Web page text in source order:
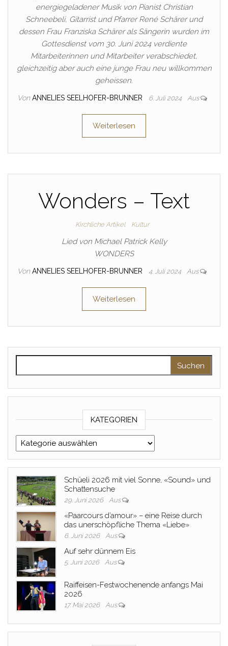
energiegeladener Musik von Pianist Christian
Schneebeli, Gitarrist und Pfarrer René Schärer und
dessen Frau Franziska Schärer als Sängerin wurden im
Gottesdienst vom 30. Juni 2024 verdiente
Mitarbeiterinnen und Mitarbeiter verabschiedet,
gleichzeitig aber auch eine junge Frau neu willkommen
geheissen.
Von ANNELIES SEELHOFER-BRUNNER 6. Juli 2024 Aus
Weiterlesen
Wonders – Text
Kirchliche Artikel Kultur
Lied von Michael Patrick Kelly
WONDERS
Von ANNELIES SEELHOFER-BRUNNER 4. Juli 2024 Aus
Weiterlesen
KATEGORIEN
Kategorien
Schüeli 2026 mit viel Sonne, «Sound» und
Schattensuche
29. Juni 2026 Aus
«Paarcours d’amour» – eine Reise durch
das unerschöpfliche Thema «Liebe»
6. Juni 2026 Aus
Auf sehr dünnem Eis
5. Juni 2026 Aus
Raiffeisen-Festwochenende anfangs Mai
2026
17. Mai 2026 Aus